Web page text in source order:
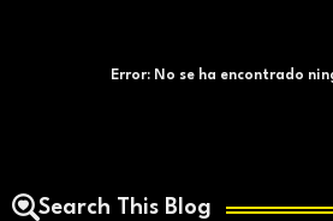
Error:No se ha encontrado
Search This Blog